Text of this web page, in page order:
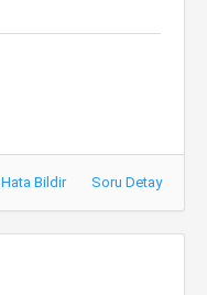
Hata Bildir Soru Detay